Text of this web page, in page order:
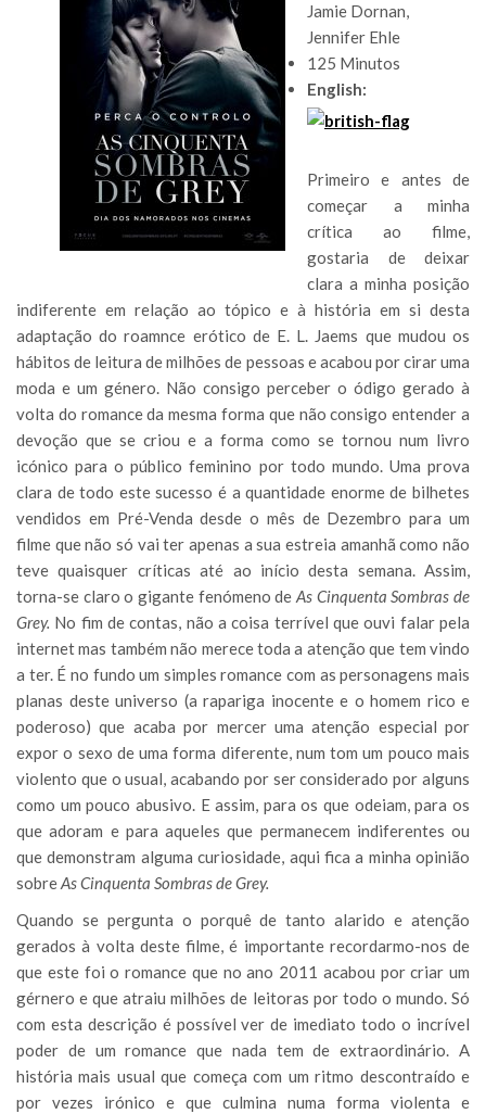
Jamie Dornan,
Jennifer Ehle
125 Minutos
English:
Primeiro e antes de
começar a minha
crítica ao filme,
gostaria de deixar
clara a minha posição
indiferente em relação ao tópico e à história em si desta
adaptação do roamnce erótico de E. L. Jaems que mudou os
hábitos de leitura de milhões de pessoas e acabou por cirar uma
moda e um género. Não consigo perceber o ódigo gerado à
volta do romance da mesma forma que não consigo entender a
devoção que se criou e a forma como se tornou num livro
icónico para o público feminino por todo mundo. Uma prova
clara de todo este sucesso é a quantidade enorme de bilhetes
vendidos em Pré-Venda desde o mês de Dezembro para um
filme que não só vai ter apenas a sua estreia amanhã como não
teve quaisquer críticas até ao início desta semana. Assim,
torna-se claro o gigante fenómeno de As Cinquenta Sombras de
Grey. No fim de contas, não a coisa terrível que ouvi falar pela
internet mas também não merece toda a atenção que tem vindo
a ter. É no fundo um simples romance com as personagens mais
planas deste universo (a rapariga inocente e o homem rico e
poderoso) que acaba por mercer uma atenção especial por
expor o sexo de uma forma diferente, num tom um pouco mais
violento que o usual, acabando por ser considerado por alguns
como um pouco abusivo. E assim, para os que odeiam, para os
que adoram e para aqueles que permanecem indiferentes ou
que demonstram alguma curiosidade, aqui fica a minha opinião
sobreAs Cinquenta Sombras de Grey.
Quando se pergunta o porquê de tanto alarido e atenção
gerados à volta deste filme, é importante recordarmo-nos de
que este foi o romance que no ano 2011 acabou por criar um
gérnero e que atraiu milhões de leitoras por todo o mundo. Só
com esta descrição é possível ver de imediato todo o incrível
poder de um romance que nada tem de extraordinário. A
história mais usual que começa com um ritmo descontraído e
por vezes irónico e que culmina numa forma violenta e